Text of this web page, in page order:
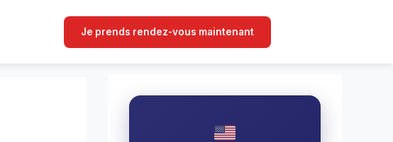
Je prends rendez-vous maintenant